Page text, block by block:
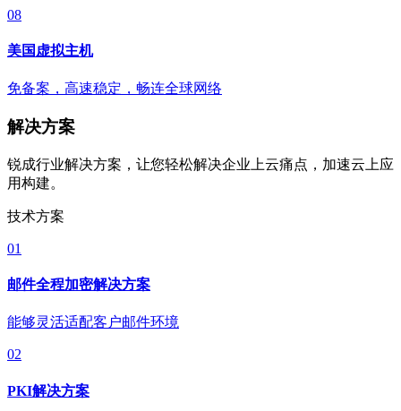
08
美国虚拟主机
免备案，高速稳定，畅连全球网络
解决方案
锐成行业解决方案，让您轻松解决企业上云痛点，加速云上应
用构建。
技术方案
01
邮件全程加密解决方案
能够灵活适配客户邮件环境
02
PKI解决方案